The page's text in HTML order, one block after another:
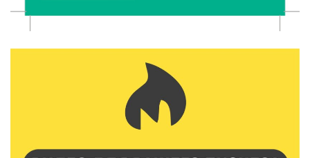
7 Авг 2026 16:02 434
рассказ о жизни пчёл
208
Открыт набор на программу амбассадоров для
студентов российских вузов